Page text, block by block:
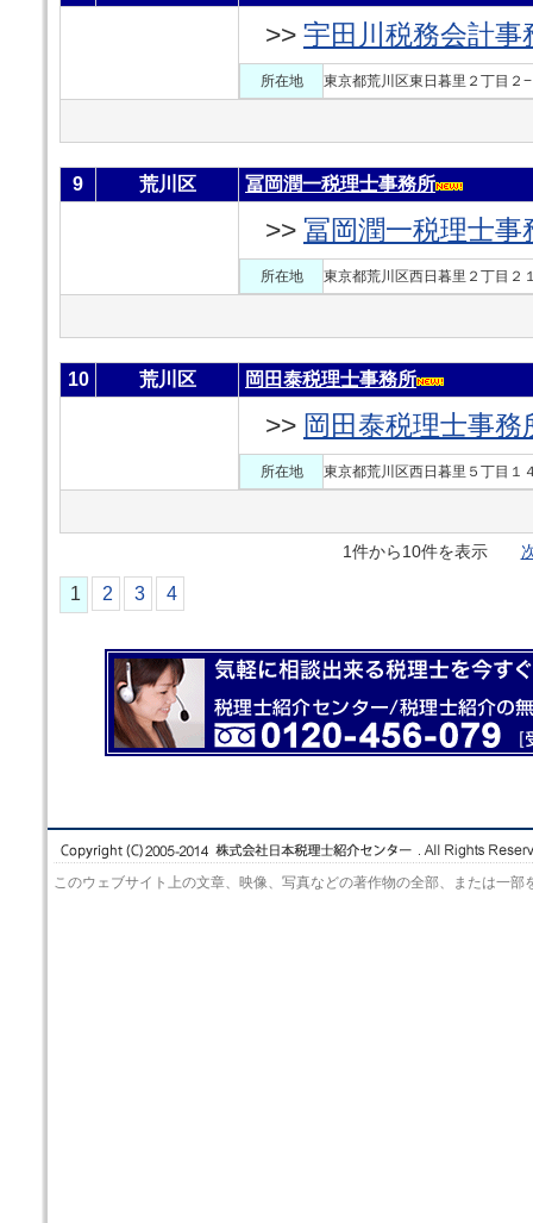
>> 宇田川税務会計事
所在地 東京都荒川区東日暮里２丁目２
9 荒川区 冨岡潤一税理士事務所
>> 冨岡潤一税理士事
所在地 東京都荒川区西日暮里２丁目２
10 荒川区 岡田泰税理士事務所
>> 岡田泰税理士事務
所在地 東京都荒川区西日暮里５丁目１
1件から10件を表示
1 2 3 4
このウェブサイト上の文章、映像、写真などの著作物の全部、または一